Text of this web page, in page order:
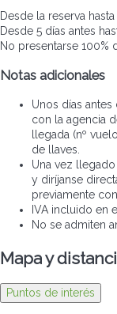
Desde la reserva
Desde 5 días antes
No presentarse 100%
Notas adicionales
Unos días
con la agencia
llegada (nº
de llaves.
Una vez
y diríjanse
previamente
IVA incluido en
No se admiten
Mapa y
Puntos de interés